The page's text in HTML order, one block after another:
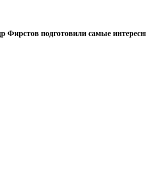
подготовили самые